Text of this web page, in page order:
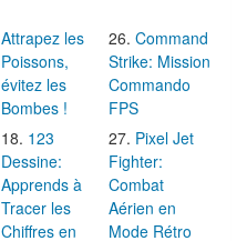
Attrapez les
Poissons,
évitez les
Bombes !
123
Dessine:
Apprends à
Tracer les
Chiffres en
Command
Strike: Mission
Commando
FPS
Pixel Jet
Fighter:
Combat
Aérien en
Mode Rétro